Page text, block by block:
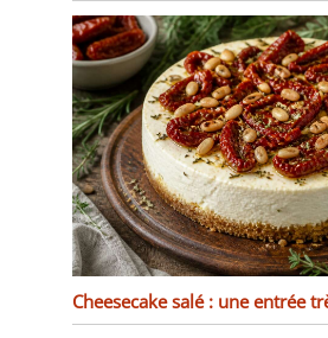
Cheesecake salé : une entrée